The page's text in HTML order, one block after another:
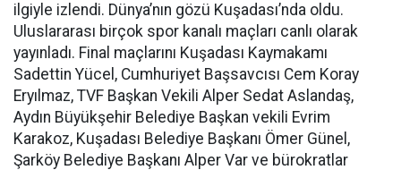
ilgiyle izlendi. Dünya’nın gözü Kuşadası’nda oldu.
Uluslararası birçok spor kanalı maçları canlı olarak
yayınladı. Final maçlarını Kuşadası Kaymakamı
Sadettin Yücel, Cumhuriyet Başsavcısı Cem Koray
Eryılmaz, TVF Başkan Vekili Alper Sedat Aslandaş,
Aydın Büyükşehir Belediye Başkan vekili Evrim
Karakoz, Kuşadası Belediye Başkanı Ömer Günel,
Şarköy Belediye Başkanı Alper Var ve bürokratlar